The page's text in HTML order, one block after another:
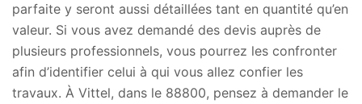
parfaite y seront aussi détaillées tant en quantité qu’en
valeur. Si vous avez demandé des devis auprès de
plusieurs professionnels, vous pourrez les confronter
afin d’identifier celui à qui vous allez confier les
travaux. À Vittel, dans le 88800, pensez à demander le